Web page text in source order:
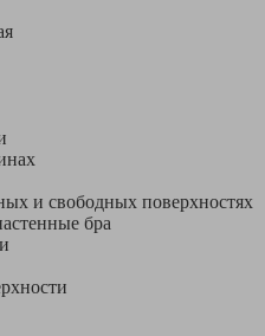
и свободных поверхностях
бра